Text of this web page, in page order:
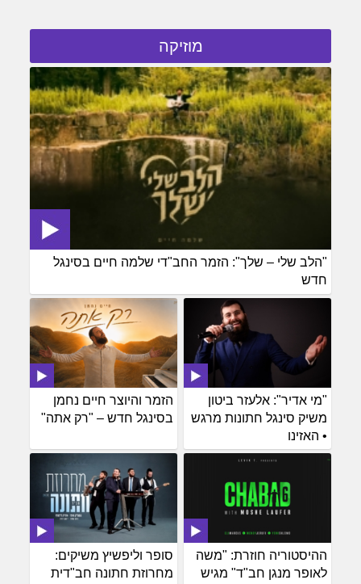
מוזיקה
"הלב שלי – שלך": הזמר החב"די שלמה חיים בסינגל
חדש
הזמר והיוצר חיים נחמן
בסינגל חדש – "רק אתה"
"מי אדיר": אלעזר ביטון
משיק סינגל חתונות מרגש
• האזינו
סופר וליפשיץ משיקים:
מחרוזת חתונה חב"דית
ההיסטוריה חוזרת: "משה
לאופר מנגן חב"ד" מגיש